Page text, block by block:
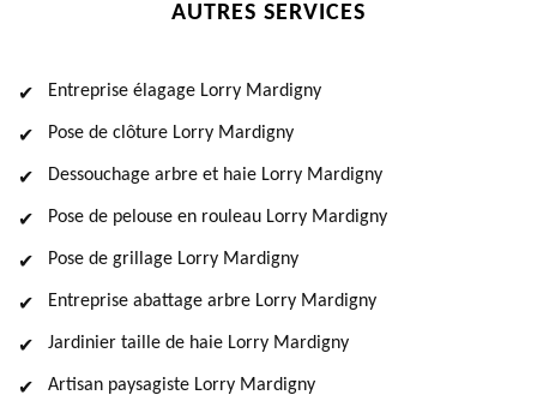
AUTRES SERVICES
Entreprise élagage Lorry Mardigny
Pose de clôture Lorry Mardigny
Dessouchage arbre et haie Lorry Mardigny
Pose de pelouse en rouleau Lorry Mardigny
Pose de grillage Lorry Mardigny
Entreprise abattage arbre Lorry Mardigny
Jardinier taille de haie Lorry Mardigny
Artisan paysagiste Lorry Mardigny